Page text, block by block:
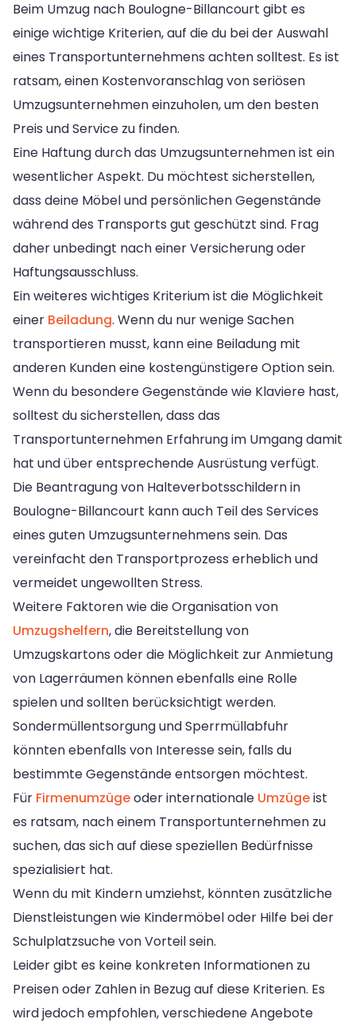
Beim Umzug nach Boulogne-Billancourt gibt es
einige wichtige Kriterien, auf die du bei der Auswahl
eines Transportunternehmens achten solltest. Es ist
ratsam, einen Kostenvoranschlag von seriösen
Umzugsunternehmen einzuholen, um den besten
Preis und Service zu finden.
Eine Haftung durch das Umzugsunternehmen ist ein
wesentlicher Aspekt. Du möchtest sicherstellen,
dass deine Möbel und persönlichen Gegenstände
während des Transports gut geschützt sind. Frag
daher unbedingt nach einer Versicherung oder
Haftungsausschluss.
Ein weiteres wichtiges Kriterium ist die Möglichkeit
einer Beiladung. Wenn du nur wenige Sachen
transportieren musst, kann eine Beiladung mit
anderen Kunden eine kostengünstigere Option sein.
Wenn du besondere Gegenstände wie Klaviere hast,
solltest du sicherstellen, dass das
Transportunternehmen Erfahrung im Umgang damit
hat und über entsprechende Ausrüstung verfügt.
Die Beantragung von Halteverbotsschildern in
Boulogne-Billancourt kann auch Teil des Services
eines guten Umzugsunternehmens sein. Das
vereinfacht den Transportprozess erheblich und
vermeidet ungewollten Stress.
Weitere Faktoren wie die Organisation von
Umzugshelfern, die Bereitstellung von
Umzugskartons oder die Möglichkeit zur Anmietung
von Lagerräumen können ebenfalls eine Rolle
spielen und sollten berücksichtigt werden.
Sondermüllentsorgung und Sperrmüllabfuhr
könnten ebenfalls von Interesse sein, falls du
bestimmte Gegenstände entsorgen möchtest.
Für Firmenumzügeoder internationale Umzügeist
es ratsam, nach einem Transportunternehmen zu
suchen, das sich auf diese speziellen Bedürfnisse
spezialisiert hat.
Wenn du mit Kindern umziehst, könnten zusätzliche
Dienstleistungen wie Kindermöbel oder Hilfe bei der
Schulplatzsuche von Vorteil sein.
Leider gibt es keine konkreten Informationen zu
Preisen oder Zahlen in Bezug auf diese Kriterien. Es
wird jedoch empfohlen, verschiedene Angebote